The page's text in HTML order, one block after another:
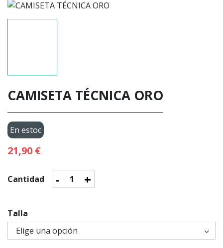
CAMISETA TÉCNICA ORO
En estoc
21,90 €
Cantidad - +
Talla